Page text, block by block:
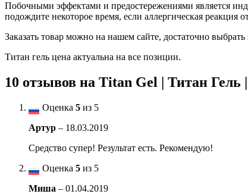
Побочными эффектами и предостережениями является
подождите некоторое время, если аллергическая реакция
Заказать товар можно на нашем сайте, достаточно
Титан гель цена актуальна на все позиции.
10 отзывов на Titan Gel | Титан Гель
Оценка 5 из 5
Артур – 18.03.2019
Средство супер! Результат есть. Рекомендую!
Оценка 5 из 5
Миша – 01.04.2019